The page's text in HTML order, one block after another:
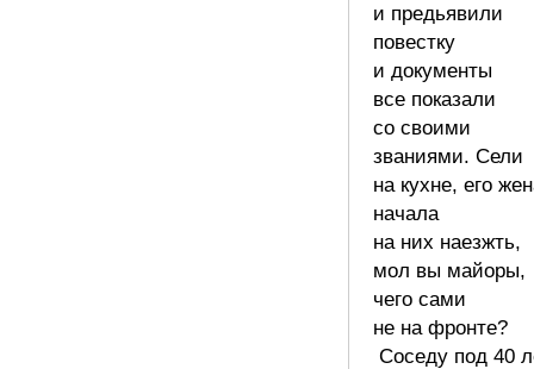
и предьявили
повестку
и документы
все показали
со своими
званиями. Сели
на кухне, его
начала
на них наезжть,
мол вы майоры,
чего сами
не на фронте?
Соседу под 40